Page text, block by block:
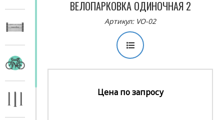
ВЕЛОПАРКОВКА ОДИНОЧНАЯ 2
Артикул: VO-02
Цена по запросу